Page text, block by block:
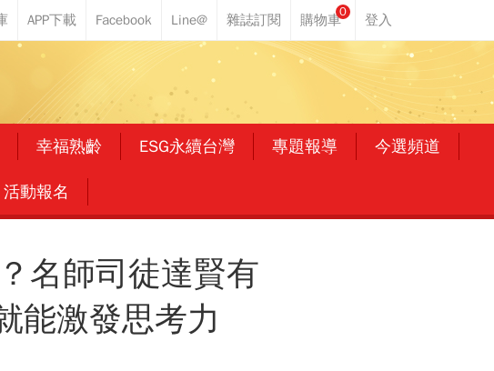
0
幸福熟齡 ESG永續台灣 專題報導 今選頻道
活動報名
名師司徒達賢有
能激發思考力